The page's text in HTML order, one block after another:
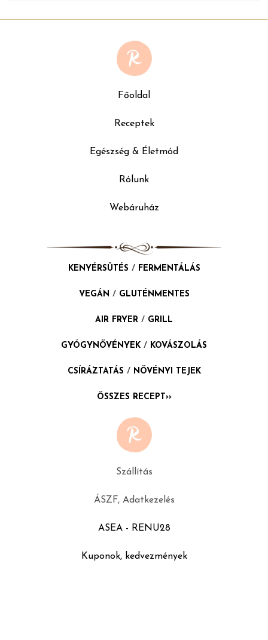
Főoldal
Receptek
Egészség & Életmód
Rólunk
Webáruház
KENYÉRSÜTÉS / FERMENTÁLÁS
VEGÁN / GLUTÉNMENTES
AIR FRYER / GRILL
GYÓGYNÖVÉNYEK / KOVÁSZOLÁS
CSÍRÁZTATÁS / NÖVÉNYI TEJEK
ÖSSZES RECEPT››
Szállítás
ÁSZF, Adatkezelés
ASEA - RENU28
Kuponok, kedvezmények